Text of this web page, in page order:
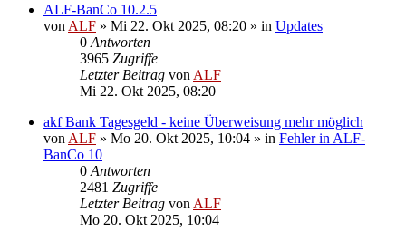
ALF-BanCo 10.2.5
von ALF » Mi 22. Okt 2025, 08:20 » in Updates
0 Antworten
3965 Zugriffe
Letzter Beitrag von ALF
Mi 22. Okt 2025, 08:20
akf Bank Tagesgeld - keine Überweisung mehr möglich
von ALF » Mo 20. Okt 2025, 10:04 » in Fehler in ALF-
BanCo 10
0 Antworten
2481 Zugriffe
Letzter Beitrag von ALF
Mo 20. Okt 2025, 10:04